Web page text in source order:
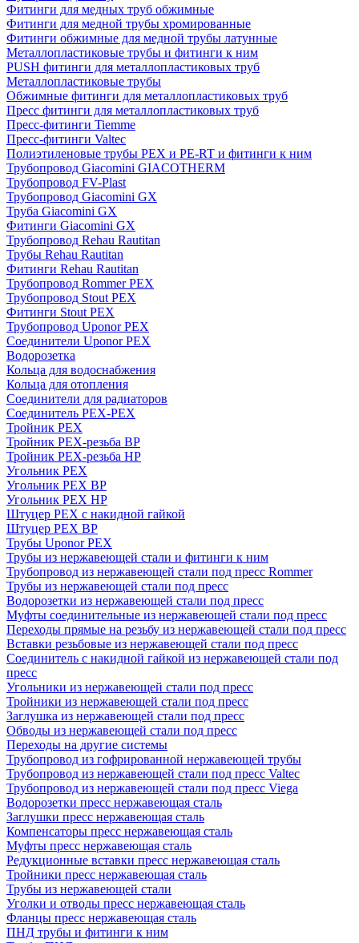
Фитинги для медных труб обжимные
Фитинги для медной трубы хромированные
Фитинги обжимные для медной трубы латунные
Металлопластиковые трубы и фитинги к ним
PUSH фитинги для металлопластиковых труб
Металлопластиковые трубы
Обжимные фитинги для металлопластиковых труб
Пресс фитинги для металлопластиковых труб
Пресс-фитинги Tiemme
Пресс-фитинги Valtec
Полиэтиленовые трубы PEX и PE-RT и фитинги к ним
Трубопровод Giacomini GIACOTHERM
Трубопровод FV-Plast
Трубопровод Giacomini GX
Труба Giacomini GX
Фитинги Giacomini GX
Трубопровод Rehau Rautitan
Трубы Rehau Rautitan
Фитинги Rehau Rautitan
Трубопровод Rommer PEX
Трубопровод Stout PEX
Фитинги Stout PEX
Трубопровод Uponor PEX
Соединители Uponor PEX
Водорозетка
Кольца для водоснабжения
Кольца для отопления
Соединители для радиаторов
Соединитель PEX-PEX
Тройник PEX
Тройник PEX-резьба ВР
Тройник PEX-резьба НР
Угольник PEX
Угольник PEX ВР
Угольник PEX НР
Штуцер PEX c накидной гайкой
Штуцер PEX ВР
Трубы Uponor PEX
Трубы из нержавеющей стали и фитинги к ним
Трубопровод из нержавеющей стали под пресс Rommer
Трубы из нержавеющей стали под пресс
Водорозетки из нержавеющей стали под пресс
Муфты соединительные из нержавеющей стали под пресс
Переходы прямые на резьбу из нержавеющей стали под пресс
Вставки резьбовые из нержавеющей стали под пресс
Соединитель с накидной гайкой из нержавеющей стали под
пресс
Угольники из нержавеющей стали под пресс
Тройники из нержавеющей стали под пресс
Заглушка из нержавеющей стали под пресс
Обводы из нержавеющей стали под пресс
Переходы на другие системы
Трубопровод из гофрированной нержавеющей трубы
Трубопровод из нержавеющей стали под пресс Valtec
Трубопровод из нержавеющей стали под пресс Viega
Водорозетки пресс нержавеющая сталь
Заглушки пресс нержавеющая сталь
Компенсаторы пресс нержавеющая сталь
Муфты пресс нержавеющая сталь
Редукционные вставки пресс нержавеющая сталь
Тройники пресс нержавеющая сталь
Трубы из нержавеющей стали
Уголки и отводы пресс нержавеющая сталь
Фланцы пресс нержавеющая сталь
ПНД трубы и фитинги к ним